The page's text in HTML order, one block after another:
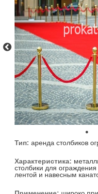
Тип: аренда столбиков
Характеристика:
столбики для
лентой и навесным